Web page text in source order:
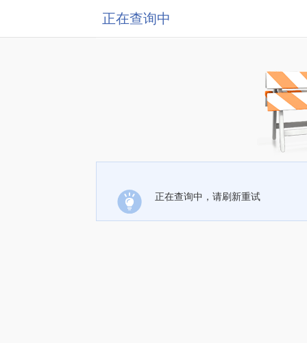
正在查询中
正在查询中，请刷新重试